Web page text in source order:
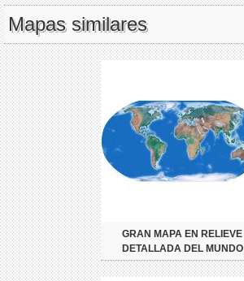
Mapas similares
GRAN MAPA EN RELIEVE
DETALLADA DEL MUNDO